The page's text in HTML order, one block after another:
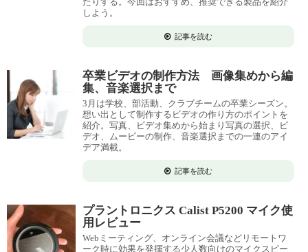
しよう。
記事を読む
卒業ビデオの制作方法 画像集めから編
集、音楽選択まで
3月は学校、部活動、クラブチームの卒業シーズン。
想い出として制作するビデオの作り方のポイントを
紹介。写真、ビデオ集めから始まり写真の選択、ビ
デオ、ムービーの制作、音楽選択までの一連のアイ
デア満載。
記事を読む
プラントロニクス Calist P5200 マイク使
用レビュー
Webミーティング、オンライン会議などリモートワ
ーク時に効果を発揮する少人数向けのマイクスピー